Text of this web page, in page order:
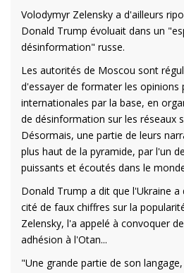
Volodymyr Zelensky a d'ailleurs
Donald Trump évoluait dans un
désinformation" russe.
Les autorités de Moscou sont
d'essayer de formater les opinions
internationales par la base, en
de désinformation sur les réseaux
Désormais, une partie de leurs
plus haut de la pyramide, par l'un
puissants et écoutés dans le
Donald Trump a dit que l'Ukraine a
cité de faux chiffres sur la
Zelensky, l'a appelé à convoquer
adhésion à l'Otan...
"Une grande partie de son